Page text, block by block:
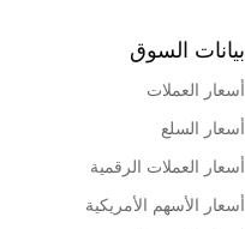
بيانات السوق
أسعار العملات
أسعار السلع
أسعار العملات الرقمية
أسعار الأسهم الأمريكية